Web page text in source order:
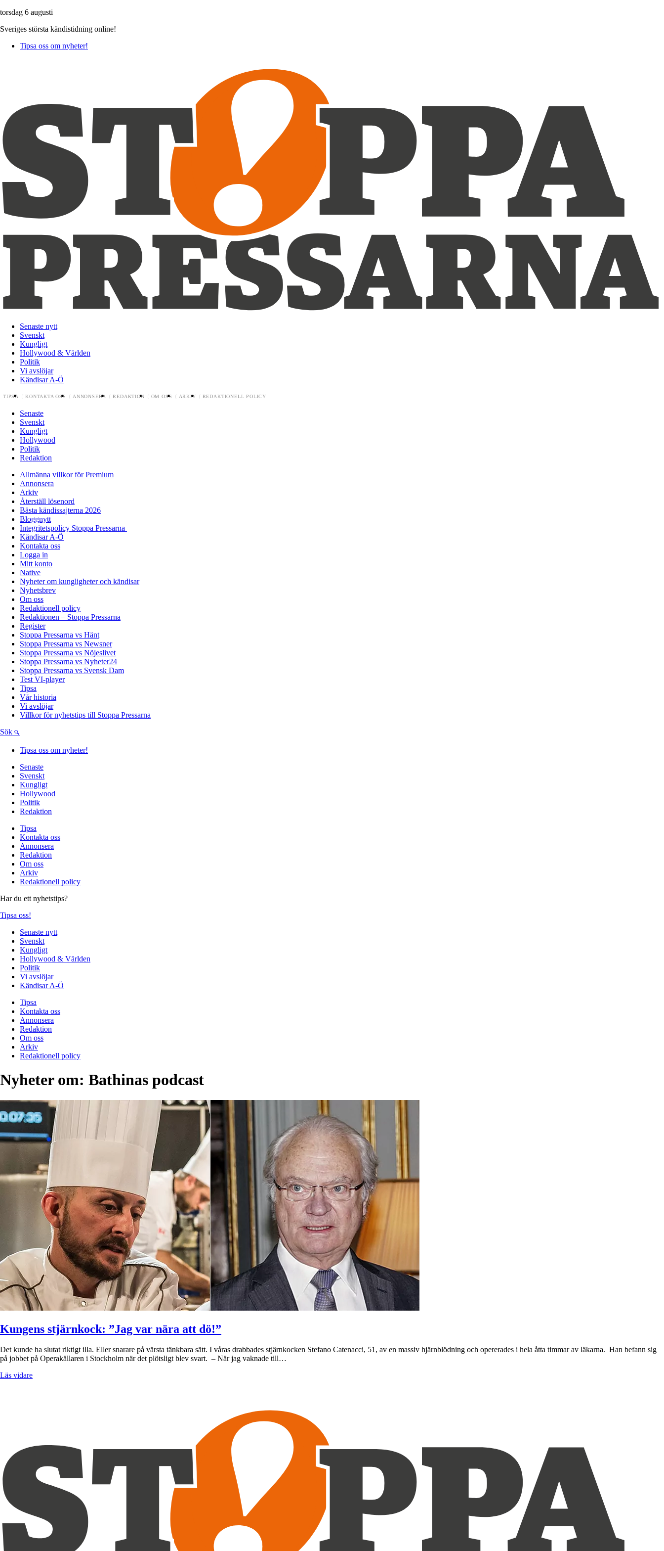
torsdag 6 augusti
Sveriges största kändistidning online!
Tipsa oss om nyheter!
Senaste nytt
Svenskt
Kungligt
Hollywood & Världen
Politik
Vi avslöjar
Kändisar A-Ö
TIPSA KONTAKTA OSS ANNONSERA REDAKTION OM OSS ARKIV REDAKTIONELL POLICY
Senaste
Svenskt
Kungligt
Hollywood
Politik
Redaktion
Allmänna villkor för Premium
Annonsera
Arkiv
Återställ lösenord
Bästa kändissajterna 2026
Bloggnytt
Integritetspolicy Stoppa Pressarna
Kändisar A-Ö
Kontakta oss
Logga in
Mitt konto
Native
Nyheter om kungligheter och kändisar
Nyhetsbrev
Om oss
Redaktionell policy
Redaktionen – Stoppa Pressarna
Register
Stoppa Pressarna vs Hänt
Stoppa Pressarna vs Newsner
Stoppa Pressarna vs Nöjeslivet
Stoppa Pressarna vs Nyheter24
Stoppa Pressarna vs Svensk Dam
Test VI-player
Tipsa
Vår historia
Vi avslöjar
Villkor för nyhetstips till Stoppa Pressarna
Sök
Tipsa oss om nyheter!
Senaste
Svenskt
Kungligt
Hollywood
Politik
Redaktion
Tipsa
Kontakta oss
Annonsera
Redaktion
Om oss
Arkiv
Redaktionell policy
Har du ett nyhetstips?
Tipsa oss!
Senaste nytt
Svenskt
Kungligt
Hollywood & Världen
Politik
Vi avslöjar
Kändisar A-Ö
Tipsa
Kontakta oss
Annonsera
Redaktion
Om oss
Arkiv
Redaktionell policy
Nyheter om: Bathinas podcast
Kungens stjärnkock: ”Jag var nära att dö!”
Det kunde ha slutat riktigt illa. Eller snarare på värsta tänkbara sätt. I våras drabbades stjärnkocken Stefano Catenacci, 51, av en massiv hjärnblödning och opererades i hela åtta timmar av läkarna. Han befann sig
på jobbet på Operakällaren i Stockholm när det plötsligt blev svart. – När jag vaknade till…
Läs vidare